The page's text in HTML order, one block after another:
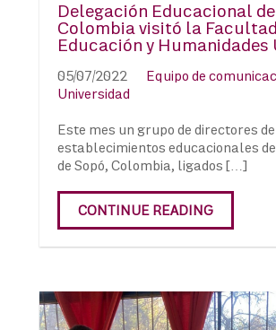
Delegación Educacional de
Colombia visitó la
Educación y Humanidades
05/07/2022
Equipo de
Universidad
Este mes un grupo de directores de
establecimientos educacionales
de Sopó, Colombia, ligados […]
CONTINUE READING